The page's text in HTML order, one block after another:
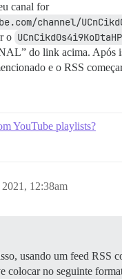
canal for
channel/
o
do link acima. Após
e o RSS
YouTube playlists?
12:38am
usando um feed RSS
colocar no seguinte